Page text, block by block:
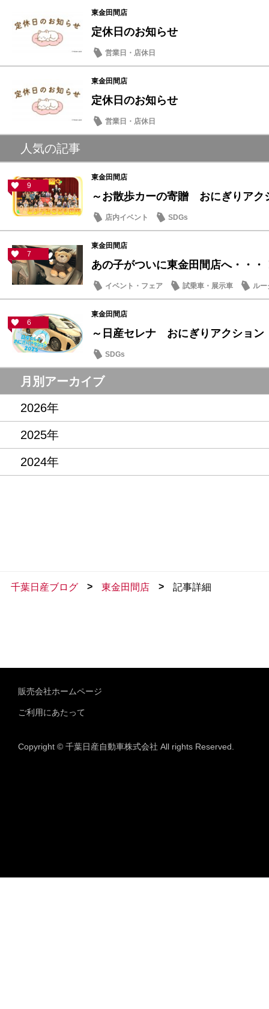
東金田間店
定休日のお知らせ
営業日・店休日
東金田間店
定休日のお知らせ
営業日・店休日
人気の記事
9
東金田間店
～お散歩カーの寄贈 おにぎりアク
店内イベント SDGs
7
東金田間店
あの子がついに東金田間店へ・・・
イベント・フェア 試乗車・展示車 ルー
6
東金田間店
～日産セレナ おにぎりアクショ
SDGs
月別アーカイブ
2026年
2025年
2024年
千葉日産ブログ > 東金田間店 > 記事詳細
販売会社ホームページ
ご利用にあたって
Copyright © 千葉日産自動車株式会社 All rights Reserved.